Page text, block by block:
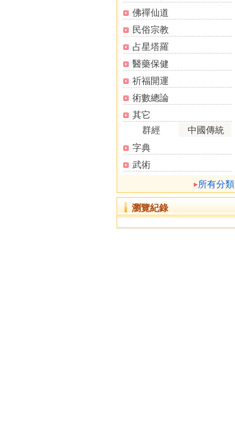
佛禪仙道
民俗宗教
占星塔羅
醫藥保健
祈福開運
術數總論
其它
群經
中國傳統
字典
武術
所有分類
瀏覽紀錄